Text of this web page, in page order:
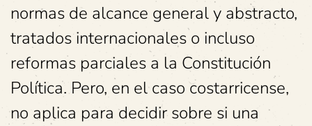
normas de alcance general y abstracto,
tratados internacionales o incluso
reformas parciales a la Constitución
Política. Pero, en el caso costarricense,
no aplica para decidir sobre si una